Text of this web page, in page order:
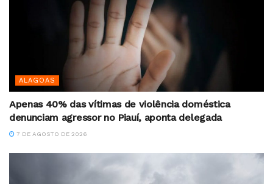
ALAGOAS
Apenas 40% das vítimas de violência doméstica
denunciam agressor no Piauí, aponta delegada
7 DE AGOSTO DE 2026